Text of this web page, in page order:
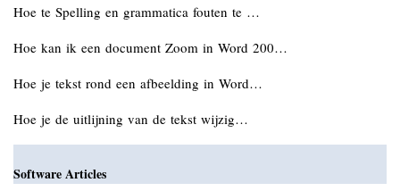
Hoe te Spelling en grammatica fouten te …
Hoe kan ik een document Zoom in Word 200…
Hoe je tekst rond een afbeelding in Word…
Hoe je de uitlijning van de tekst wijzig…
Software Articles